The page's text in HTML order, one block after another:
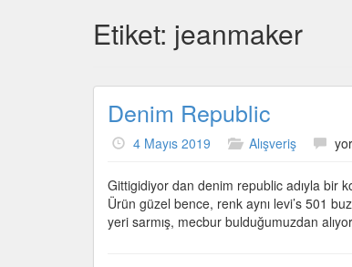
Etiket: jeanmaker
Denim Republic
4 Mayıs 2019 Alışveriş
için
Gittigidiyor dan denim republic adıyla bir
Ürün güzel bence, renk aynı levi’s 501
yeri sarmış, mecbur bulduğumuzdan